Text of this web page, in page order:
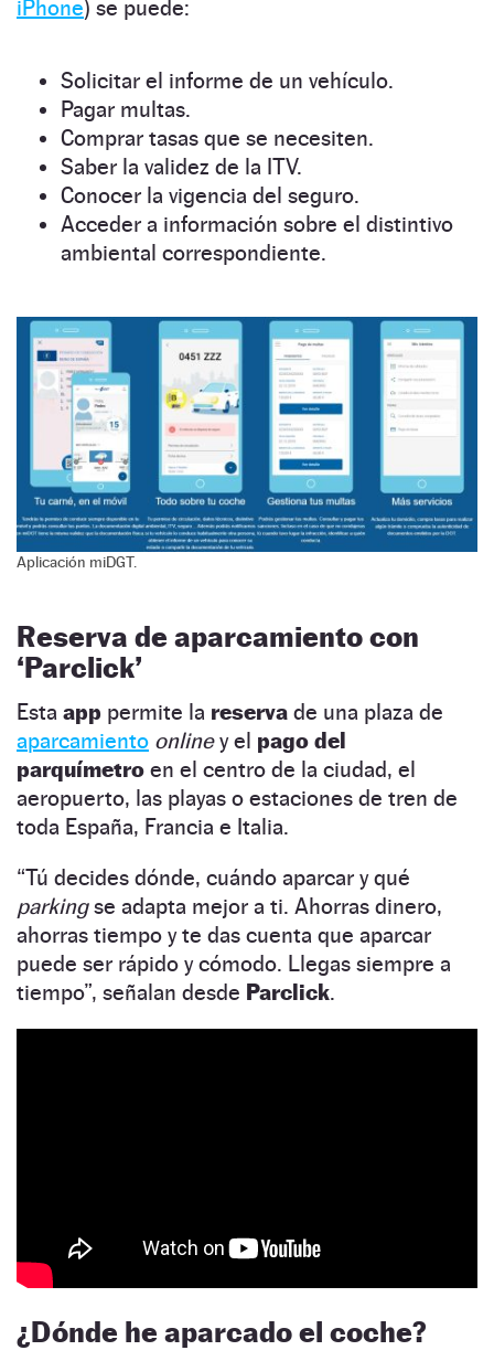
iPhone) se puede:
Solicitar el informe de un vehículo.
Pagar multas.
Comprar tasas que se necesiten.
Saber la validez de la ITV.
Conocer la vigencia del seguro.
Acceder a información sobre el distintivo
ambiental correspondiente.
Aplicación miDGT.
Reserva de aparcamiento con
‘Parclick’
Esta app permite la reserva de una plaza de
aparcamiento onliney el pago del
parquímetro en el centro de la ciudad, el
aeropuerto, las playas o estaciones de tren de
toda España, Francia e Italia.
“Tú decides dónde, cuándo aparcar y qué
parkingse adapta mejor a ti. Ahorras dinero,
ahorras tiempo y te das cuenta que aparcar
puede ser rápido y cómodo. Llegas siempre a
tiempo”, señalan desde Parclick.
¿Dónde he aparcado el coche?